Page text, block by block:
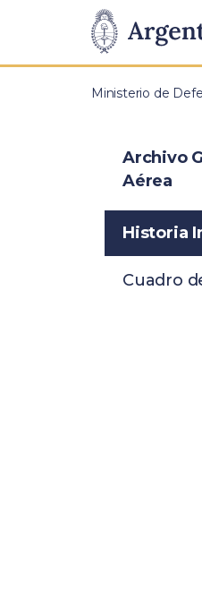
Presidencia
de
Pasar al contenido
Ministerio de
Archivo
Aérea
Historia
Cuadro